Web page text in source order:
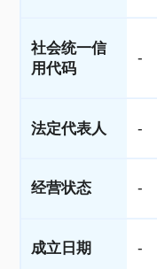
社会统一信
用代码
-
法定代表人 -
经营状态 -
成立日期 -